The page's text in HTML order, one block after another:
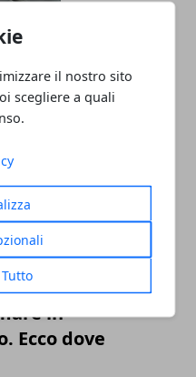
il nostro sito
scegliere a quali
intrecciata
in
Ecco dove